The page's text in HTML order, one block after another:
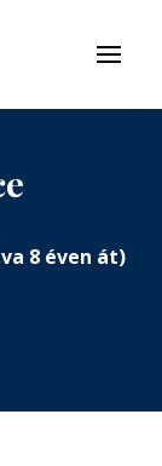
Menü
8 éven át)